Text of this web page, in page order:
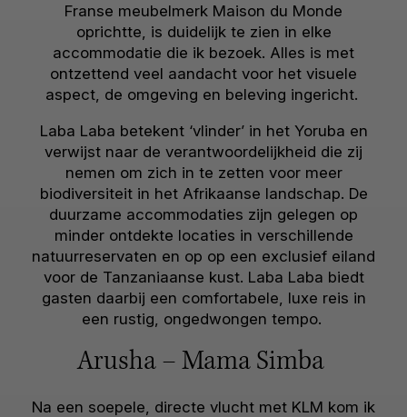
Franse meubelmerk Maison du Monde
oprichtte, is duidelijk te zien in elke
accommodatie die ik bezoek. Alles is met
ontzettend veel aandacht voor het visuele
aspect, de omgeving en beleving ingericht.
Laba Laba betekent ‘vlinder’ in het Yoruba en
verwijst naar de verantwoordelijkheid die zij
nemen om zich in te zetten voor meer
biodiversiteit in het Afrikaanse landschap. De
duurzame accommodaties zijn gelegen op
minder ontdekte locaties in verschillende
natuurreservaten en op op een exclusief eiland
voor de Tanzaniaanse kust. Laba Laba biedt
gasten daarbij een comfortabele, luxe reis in
een rustig, ongedwongen tempo.
Arusha – Mama Simba
Na een soepele, directe vlucht met KLM kom ik